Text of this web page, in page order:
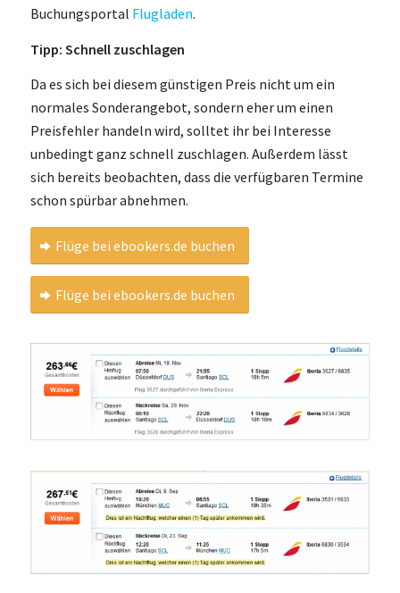
Buchungsportal Flugladen.
Tipp: Schnell zuschlagen
Da es sich bei diesem günstigen Preis nicht um ein
normales Sonderangebot, sondern eher um einen
Preisfehler handeln wird, solltet ihr bei Interesse
unbedingt ganz schnell zuschlagen. Außerdem lässt
sich bereits beobachten, dass die verfügbaren Termine
schon spürbar abnehmen.
Flüge bei ebookers.de buchen
Flüge bei ebookers.de buchen